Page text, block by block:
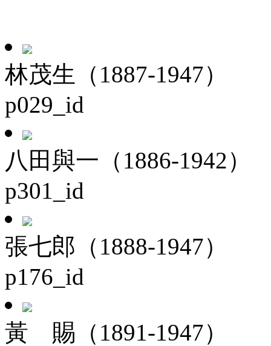
林茂生（1887-1947）
p029_id
八田與一（1886-1942）
p301_id
張七郎（1888-1947）
p176_id
黃 賜（1891-1947）